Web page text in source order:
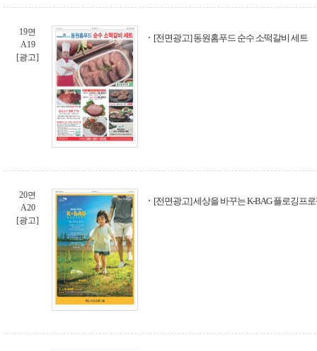
19면
A19
[광고]
[전면광고] 동원홈푸드 순수 소떡갈비 세트
20면
A20
[광고]
[전면광고] 세상을 바꾸는 K-BAG 플로깅프